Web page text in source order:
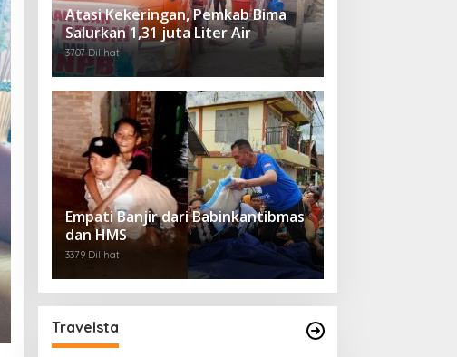
Atasi Kekeringan, Pemkab Bima
Salurkan 1,31 juta Liter Air
3707 Dilihat
Empati Banjir dari Babinkantibmas
dan HMS
3379 Dilihat
Travelsta